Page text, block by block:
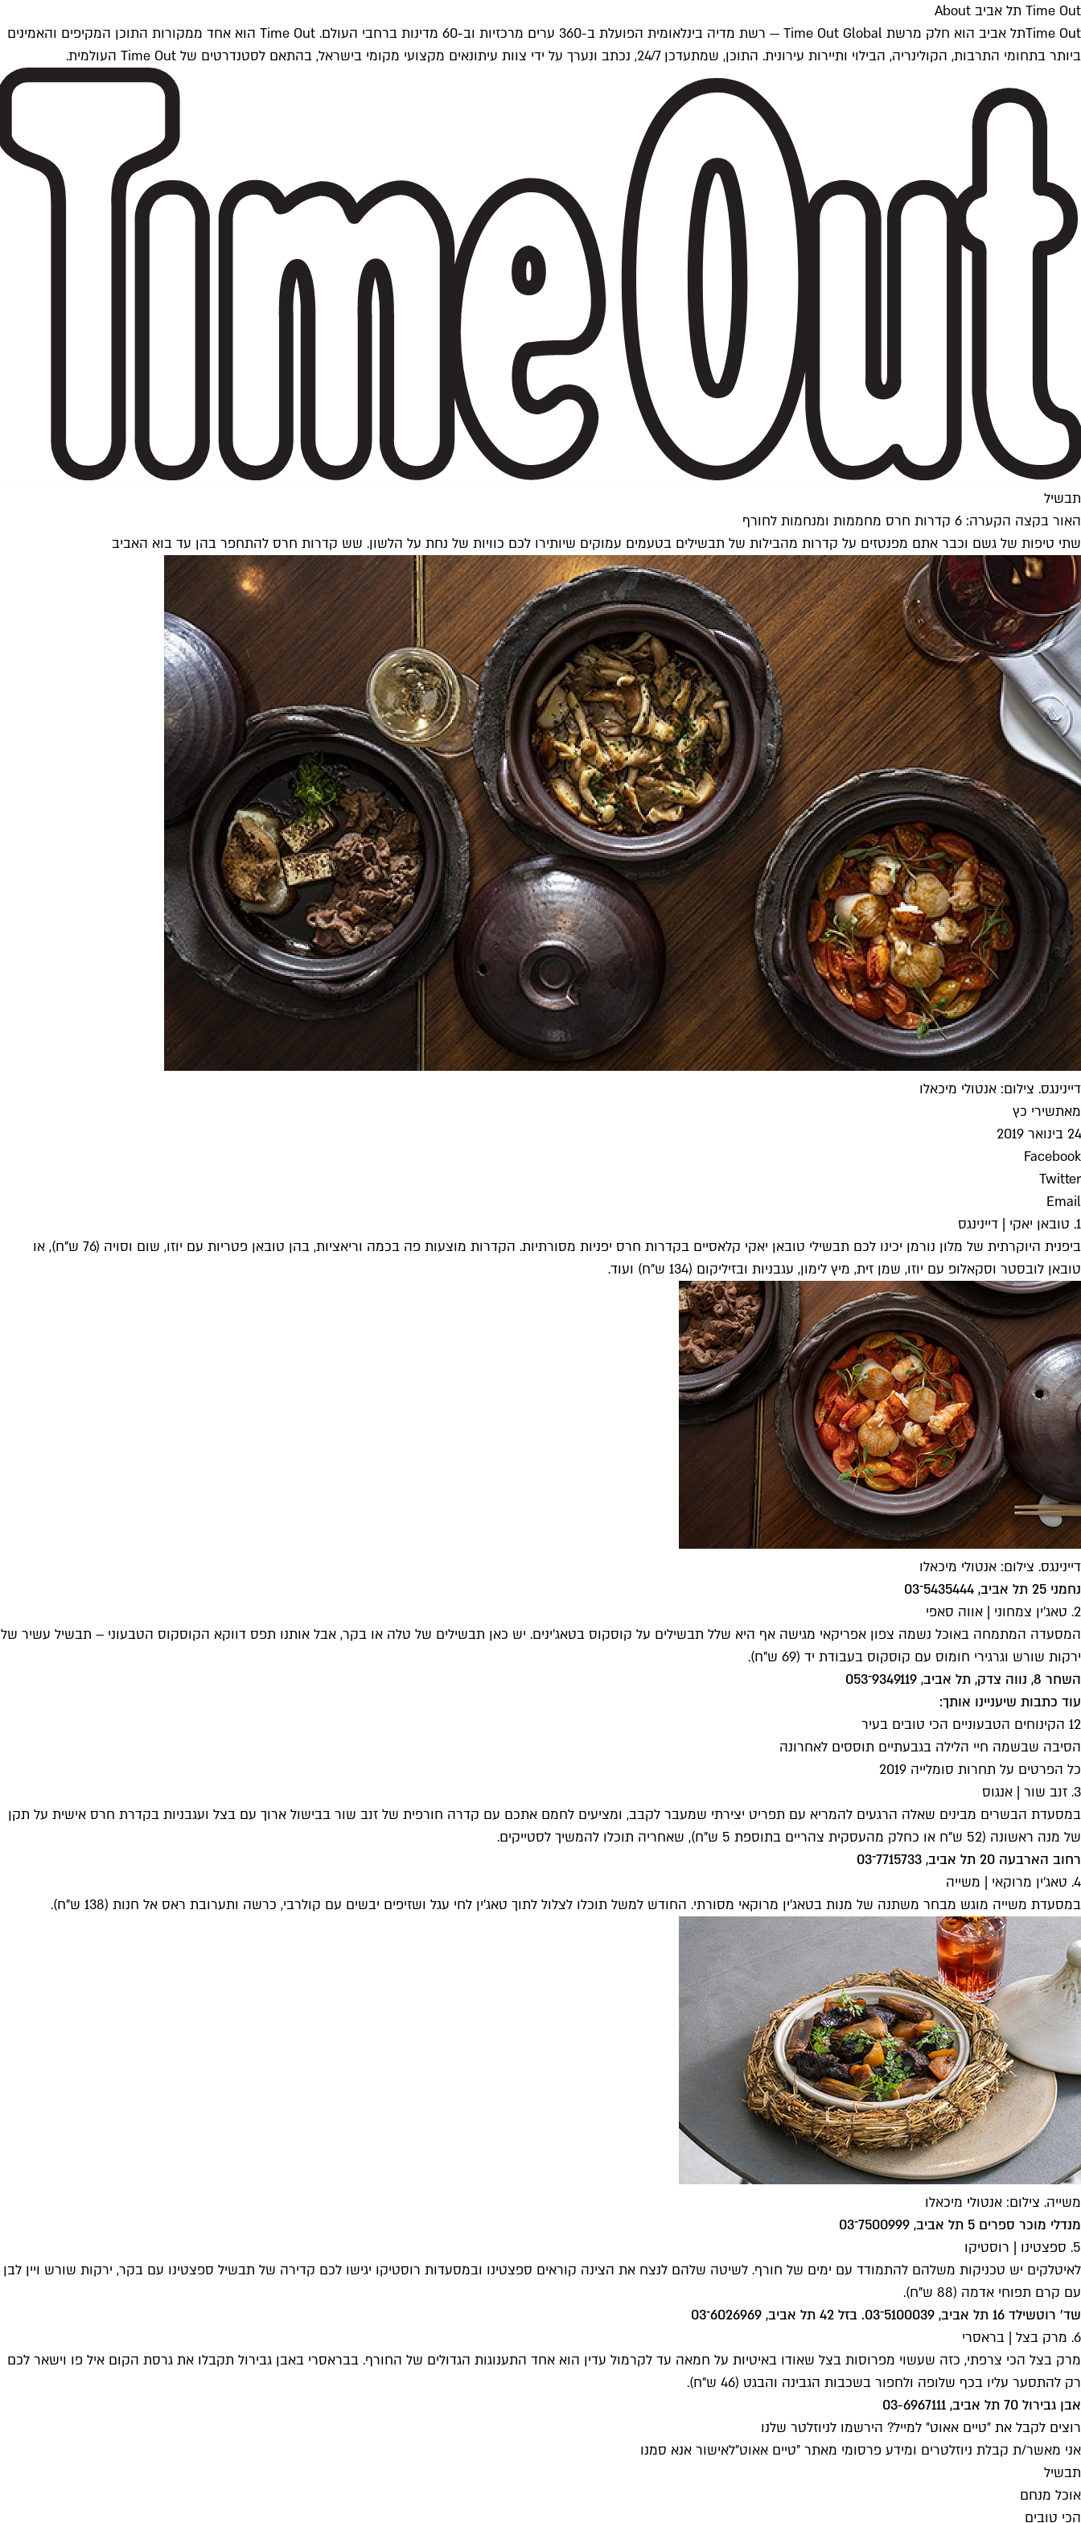
Time Out תל אביב About
Time Outתל אביב הוא חלק מרשת Time Out Global — רשת מדיה בינלאומית הפועלת ב-360 ערים מרכזיות וב-60 מדינות ברחבי העולם. Time Out הוא אחד ממקורות התוכן המקיפים והאמינים
ביותר בתחומי התרבות, הקולינריה, הבילוי ותיירות עירונית. התוכן, שמתעדכן 24/7, נכתב ונערך על ידי צוות עיתונאים מקצועי מקומי בישראל, בהתאם לסטנדרטים של Time Out העולמית.
תבשיל
האור בקצה הקערה: 6 קדרות חרס מחממות ומנחמות לחורף
שתי טיפות של גשם וכבר אתם מפנטזים על קדרות מהבילות של תבשילים בטעמים עמוקים שיותירו לכם כוויות של נחת על הלשון. שש קדרות חרס להתחפר בהן עד בוא האביב
דיינינגס. צילום: אנטולי מיכאלו
מאתשירי כץ
24 בינואר 2019
Facebook
Twitter
Email
1. טובאן יאקי | דיינינגס
ביפנית היוקרתית של מלון נורמן יכינו לכם תבשילי טובאן יאקי קלאסיים בקדרות חרס יפניות מסורתיות. הקדרות מוצעות פה בכמה וריאציות, בהן טובאן פטריות עם יוזו, שום וסויה (76 ש"ח), או
טובאן לובסטר וסקאלופ עם יוזו, שמן זית, מיץ לימון, עגבניות ובזיליקום (134 ש"ח) ועוד.
דיינינגס. צילום: אנטולי מיכאלו
נחמני 25 תל אביב, 5435444־03
2. טאג'ין צמחוני | אווה סאפי
המסעדה המתמחה באוכל נשמה צפון אפריקאי מגישה אף היא שלל תבשילים על קוסקוס בטאג'ינים. יש כאן תבשילים של טלה או בקר, אבל אותנו תפס דווקא הקוסקוס הטבעוני – תבשיל עשיר של
ירקות שורש וגרגירי חומוס עם קוסקוס בעבודת יד (69 ש"ח).
השחר 8, נווה צדק, תל אביב, 9349119־053
עוד כתבות שיעניינו אותך:
12 הקינוחים הטבעוניים הכי טובים בעיר
הסיבה שבשמה חיי הלילה בגבעתיים תוססים לאחרונה
כל הפרטים על תחרות סומלייה 2019
3. זנב שור | אנגוס
במסעדת הבשרים מבינים שאלה הרגעים להמריא עם תפריט יצירתי שמעבר לקבב, ומציעים לחמם אתכם עם קדרה חורפית של זנב שור בבישול ארוך עם בצל ועגבניות בקדרת חרס אישית על תקן
של מנה ראשונה (52 ש"ח או כחלק מהעסקית צהריים בתוספת 5 ש"ח), שאחריה תוכלו להמשיך לסטייקים.
רחוב הארבעה 20 תל אביב, 7715733־03
4. טאג'ין מרוקאי | משייה
במסעדת משייה מוגש מבחר משתנה של מנות בטאג'ין מרוקאי מסורתי. החודש למשל תוכלו לצלול לתוך טאג'ין לחי עגל ושזיפים יבשים עם קולרבי, כרשה ותערובת ראס אל חנות (138 ש"ח).
משייה. צילום: אנטולי מיכאלו
מנדלי מוכר ספרים 5 תל אביב, 7500999־03
5. ספצטינו | רוסטיקו
לאיטלקים יש טכניקות משלהם להתמודד עם ימים של חורף. לשיטה שלהם לנצח את הצינה קוראים ספצטינו ובמסעדות רוסטיקו יגישו לכם קדירה של תבשיל ספצטינו עם בקר, ירקות שורש ויין לבן
עם קרם תפוחי אדמה (88 ש"ח).
שד' רוטשילד 16 תל אביב, 5100039־03. בזל 42 תל אביב, 6026969־03
6. מרק בצל | בראסרי
מרק בצל הכי צרפתי, כזה שעשוי מפרוסות בצל שאודו באיטיות על חמאה עד לקרמול עדין הוא אחד התענוגות הגדולים של החורף. בבראסרי באבן גבירול תקבלו את גרסת הקום איל פו וישאר לכם
רק להתסער עליו בכף שלופה ולחפור בשכבות הגבינה והבגט (46 ש"ח).
אבן גבירול 70 תל אביב, 03-6967111
רוצים לקבל את ״טיים אאוט״ למייל? הירשמו לניוזלטר שלנו
אני מאשר/ת קבלת ניוזלטרים ומידע פרסומי מאתר ״טיים אאוט״לאישור אנא סמנו
תבשיל
אוכל מנחם
הכי טובים